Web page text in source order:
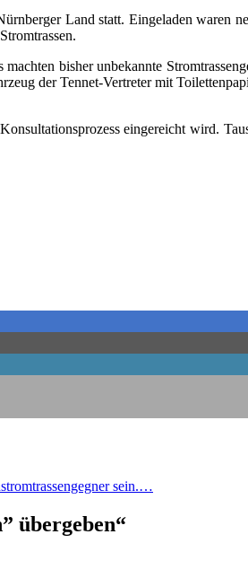
Land statt. Ein­ge­la­den
bis­her unbe­kann­te
der Ten­net-Ver­tre­ter mit
ein­ge­reicht wird.
sein.…
übergeben“